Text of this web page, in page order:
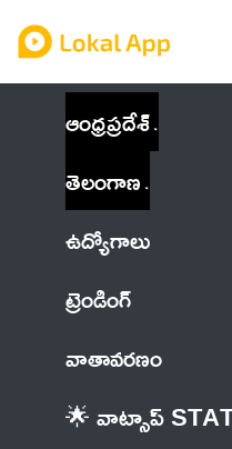
ఆంధ్రప్రదేశ్
తెలంగాణ
ఉద్యోగాలు
ట్రెండింగ్
వాతావరణం
🌟 వాట్సాప్